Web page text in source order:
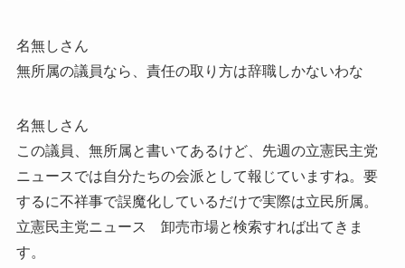
名無しさん
無所属の議員なら、責任の取り方は辞職しかないわな
名無しさん
この議員、無所属と書いてあるけど、先週の立憲民主党
ニュースでは自分たちの会派として報じていますね。要
するに不祥事で誤魔化しているだけで実際は立民所属。
立憲民主党ニュース 卸売市場と検索すれば出てきま
す。